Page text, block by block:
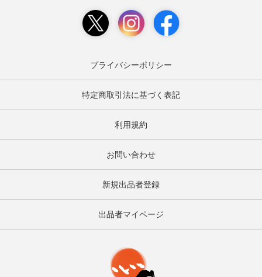
プライバシーポリシー
特定商取引法に基づく表記
利用規約
お問い合わせ
新規出品者登録
出品者マイページ